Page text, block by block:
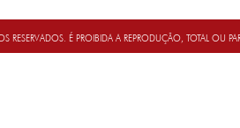
É PROIBIDA A REPRODUÇÃO, TOTAL OU